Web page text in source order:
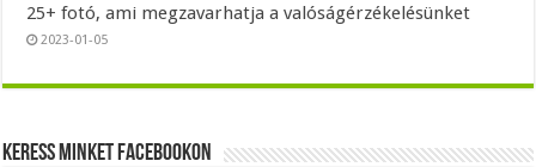
25+ fotó, ami megzavarhatja a valóságérzékelésünket
2023-01-05
Keress minket Facebookon